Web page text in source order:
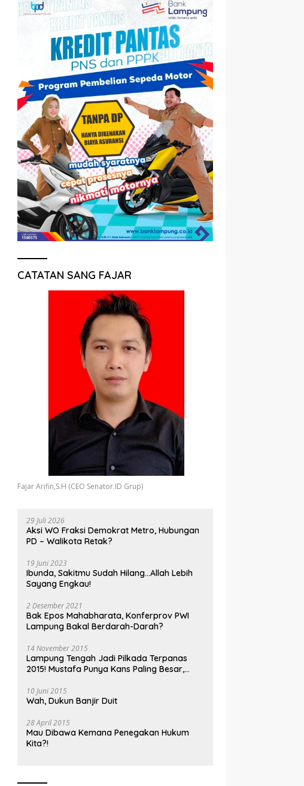
CATATAN SANG FAJAR
Fajar Arifin,S.H (CEO Senator.ID Grup)
29 Juli 2026
Aksi WO Fraksi Demokrat Metro, Hubungan
PD – Walikota Retak?
19 Juni 2023
Ibunda, Sakitmu Sudah Hilang…Allah Lebih
Sayang Engkau!
2 Desember 2021
Bak Epos Mahabharata, Konferprov PWI
Lampung Bakal Berdarah-Darah?
14 November 2015
Lampung Tengah Jadi Pilkada Terpanas
2015! Mustafa Punya Kans Paling Besar,
10 Juni 2015
Wah, Dukun Banjir Duit
28 April 2015
Mau Dibawa Kemana Penegakan Hukum
Kita?!